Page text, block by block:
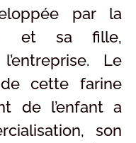
par la
et sa fille,
Le
cette farine
de l’enfant a
son